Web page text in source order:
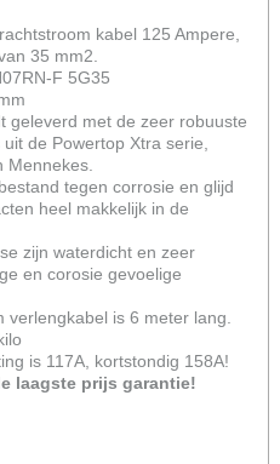
kabel 125 Ampere,
35 mm2.
F 5G35
geleverd met de zeer robuuste
de Powertop Xtra serie,
Mennekes.
tegen corrosie en glijd
heel makkelijk in de
zijn waterdicht en zeer
en corosie gevoelige
verlengkabel is 6 meter lang.
is 117A, kortstondig 158A!
laagste prijs garantie!